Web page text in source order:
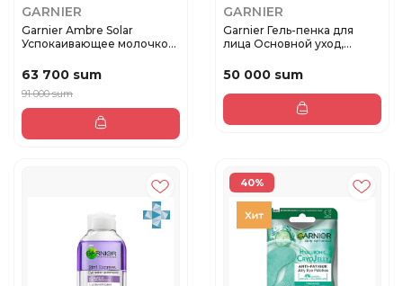
GARNIER
Garnier Аmbre Solar
Успокаивающее молочко
63 700 sum
91 000 sum
GARNIER
Garnier Гель-пенка для
лица Основной уход,
50 000 sum
40%